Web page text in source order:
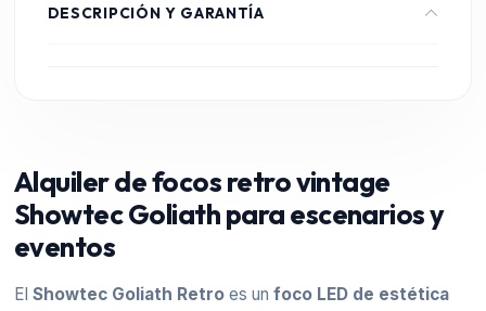
DESCRIPCIÓN Y GARANTÍA
Alquiler de focos retro vintage
Showtec Goliath para escenarios y
eventos
El Showtec Goliath Retroes un foco LED de estética